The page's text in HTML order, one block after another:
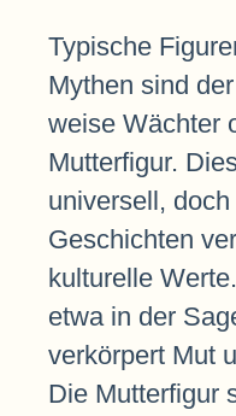
Typische
Mythen sind
weise Wächter
Mutterfigur.
universell,
Geschichten
kulturelle
etwa in der
verkörpert Mut
Die Mutterfigur